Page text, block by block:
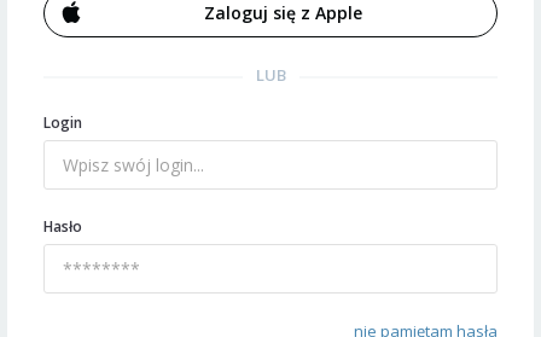
Zaloguj się z Apple
LUB
Login
Hasło
nie pamiętam hasła